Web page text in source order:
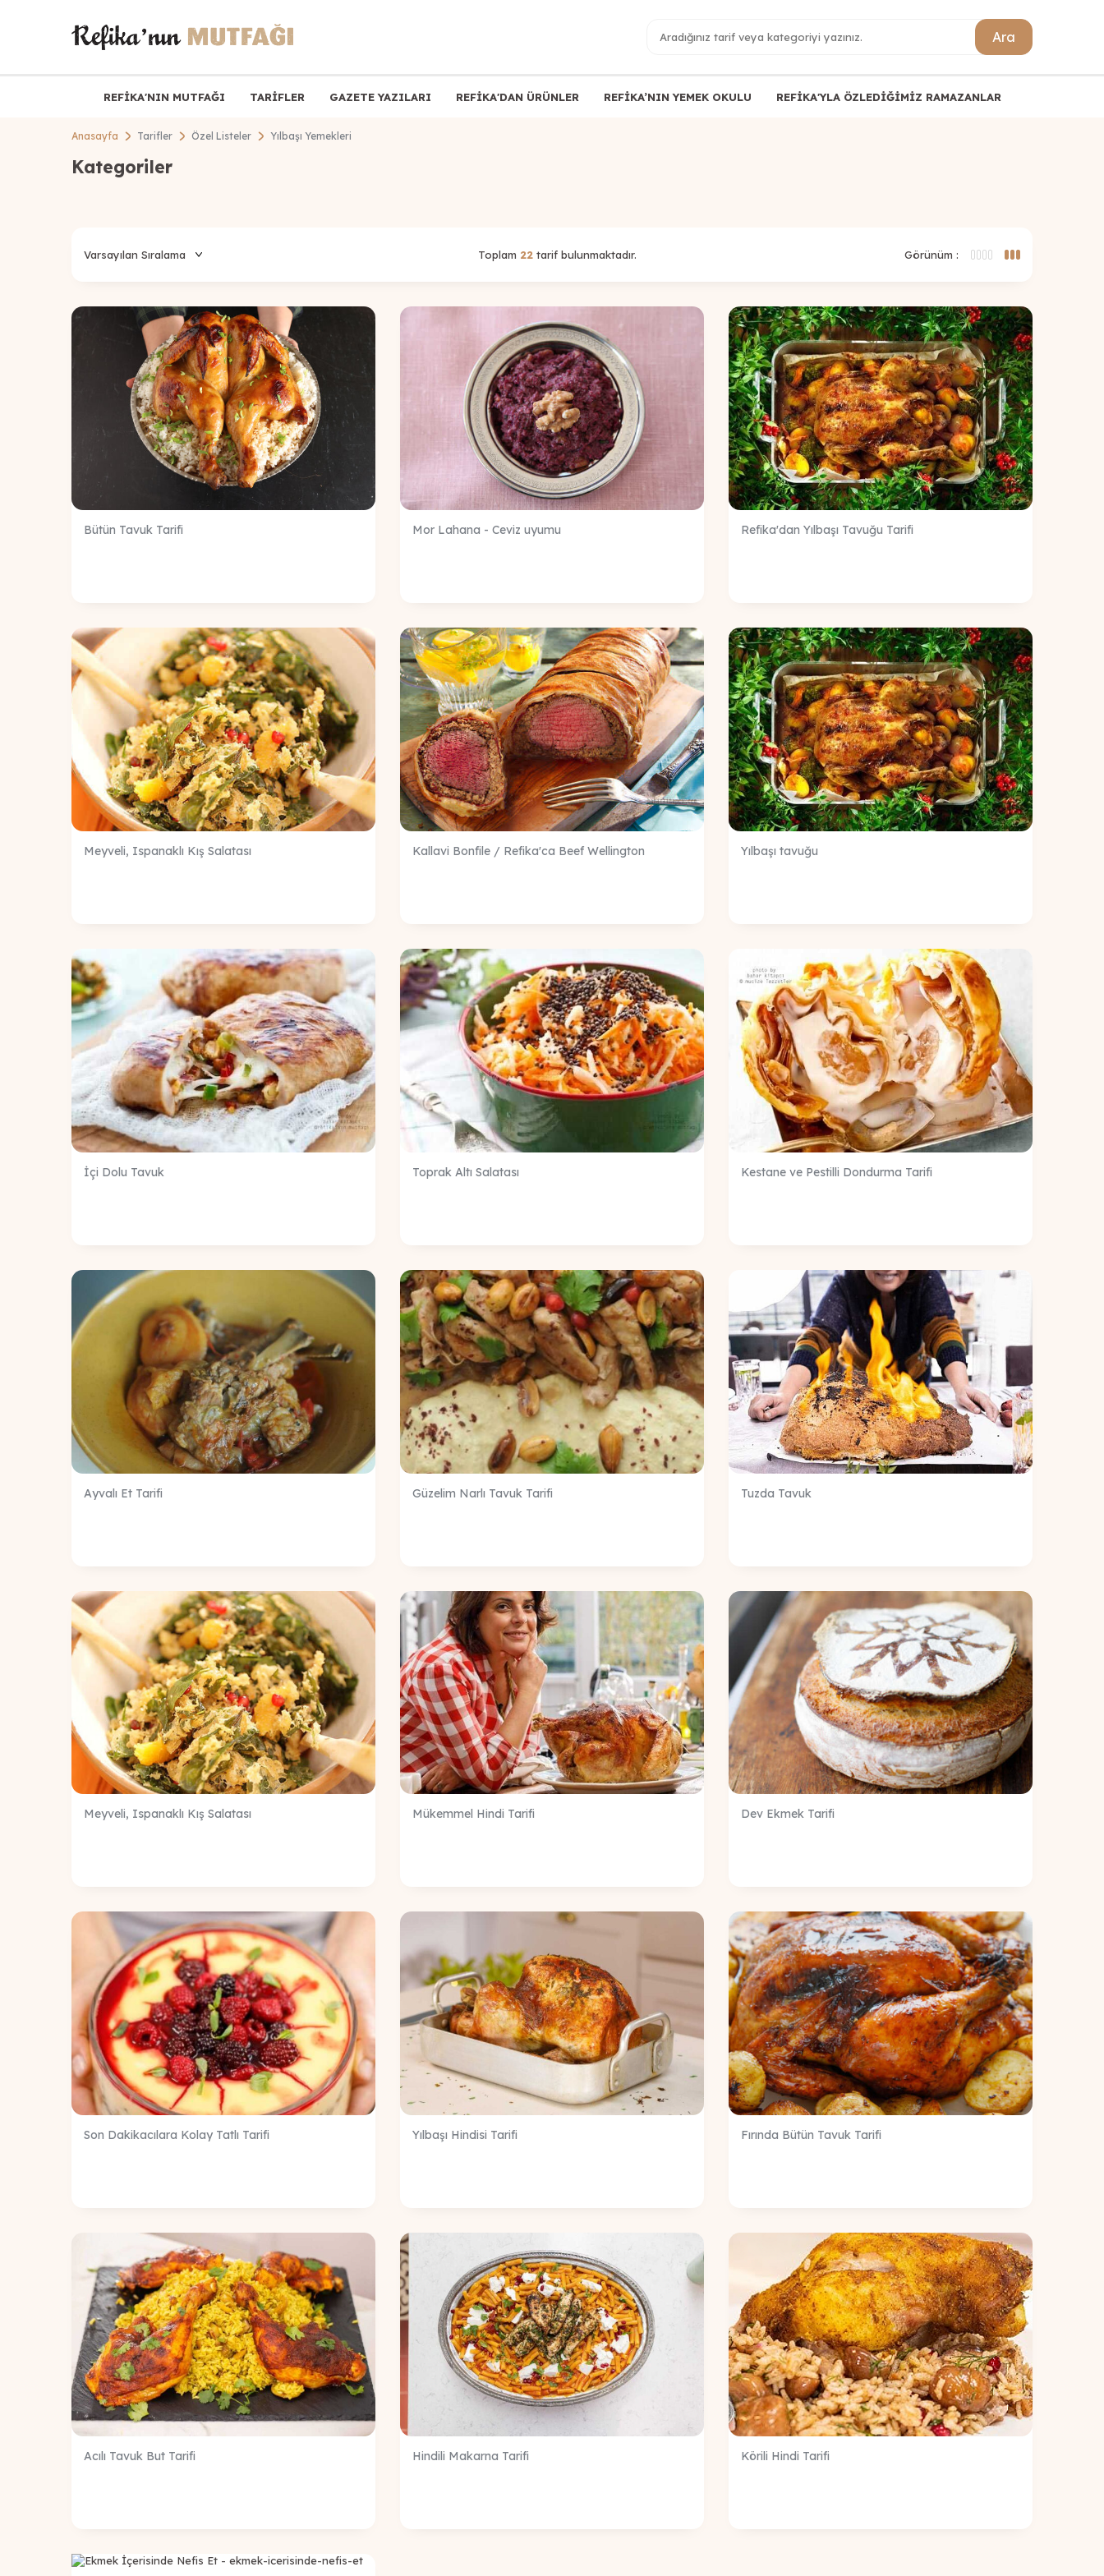
Ara
REFİKA'NIN MUTFAĞI TARİFLER GAZETE YAZILARI REFİKA'DAN ÜRÜNLER REFİKA’NIN YEMEK OKULU REFİKA'YLA ÖZLEDİĞİMİZ RAMAZANLAR
Anasayfa Tarifler Özel Listeler Yılbaşı Yemekleri
Kategoriler
Toplam 22 tarif bulunmaktadır. Görünüm :
Bütün Tavuk Tarifi Mor Lahana - Ceviz uyumu Refika'dan Yılbaşı Tavuğu Tarifi
Meyveli, Ispanaklı Kış Salatası Kallavi Bonfile / Refika'ca Beef Wellington Yılbaşı tavuğu
İçi Dolu Tavuk Toprak Altı Salatası Kestane ve Pestilli Dondurma Tarifi
Ayvalı Et Tarifi Güzelim Narlı Tavuk Tarifi Tuzda Tavuk
Meyveli, Ispanaklı Kış Salatası Mükemmel Hindi Tarifi Dev Ekmek Tarifi
Son Dakikacılara Kolay Tatlı Tarifi Yılbaşı Hindisi Tarifi Fırında Bütün Tavuk Tarifi
Acılı Tavuk But Tarifi Hindili Makarna Tarifi Körili Hindi Tarifi